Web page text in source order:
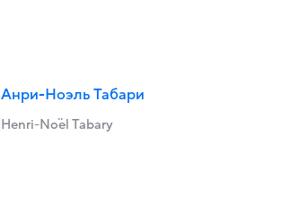
Анри-Ноэль Табари
Henri-Noël Tabary